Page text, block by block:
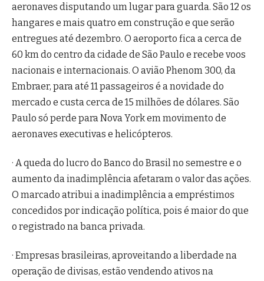
aeronaves disputando um lugar para guarda. São 12 os
hangares e mais quatro em construção e que serão
entregues até dezembro. O aeroporto fica a cerca de
60 km do centro da cidade de São Paulo e recebe voos
nacionais e internacionais. O avião Phenom 300, da
Embraer, para até 11 passageiros é a novidade do
mercado e custa cerca de 15 milhões de dólares. São
Paulo só perde para Nova York em movimento de
aeronaves executivas e helicópteros.
· A queda do lucro do Banco do Brasil no semestre e o
aumento da inadimplência afetaram o valor das ações.
O marcado atribui a inadimplência a empréstimos
concedidos por indicação política, pois é maior do que
o registrado na banca privada.
· Empresas brasileiras, aproveitando a liberdade na
operação de divisas, estão vendendo ativos na